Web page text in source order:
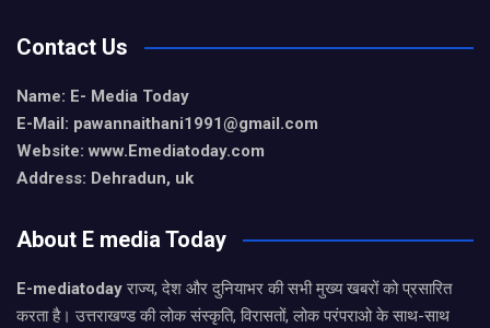
Contact Us
Name: E- Media Today
E-Mail: pawannaithani1991@gmail.com
Website: www.Emediatoday.com
Address: Dehradun, uk
About E media Today
E-mediatodayराज्य, देश और दुनियाभर की सभी मुख्य खबरों को प्रसारित
करता है। उत्तराखण्ड की लोक संस्कृति, विरासतों, लोक परंपराओ के साथ-साथ